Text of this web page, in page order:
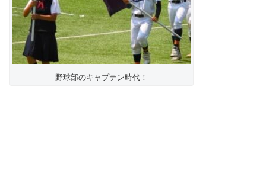
野球部のキャプテン時代！